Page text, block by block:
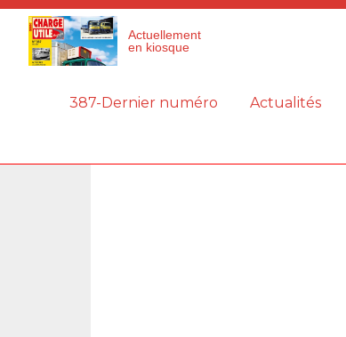
Actuellement
en kiosque
387-Dernier numéro Actualités
Panneau de gestion des cookies